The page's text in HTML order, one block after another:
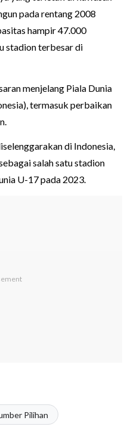
pada rentang 2008
hampir 47.000
stadion terbesar di
menjelang Piala Dunia
termasuk perbaikan
di Indonesia,
salah satu stadion
U-17 pada 2023.
Pilihan